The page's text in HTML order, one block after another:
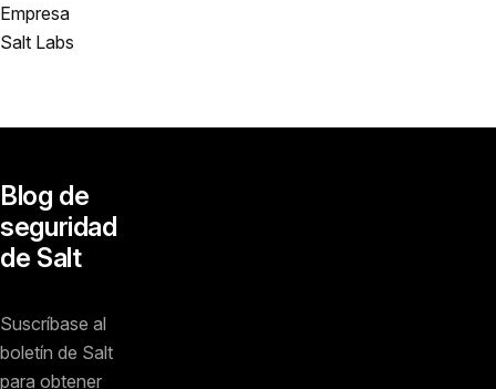
Empresa
Salt Labs
Blog de
seguridad
de Salt
Suscríbase al
boletín de Salt
para obtener